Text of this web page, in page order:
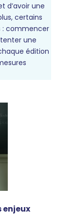
d’avoir une
certains
: commencer
une
édition
enjeux